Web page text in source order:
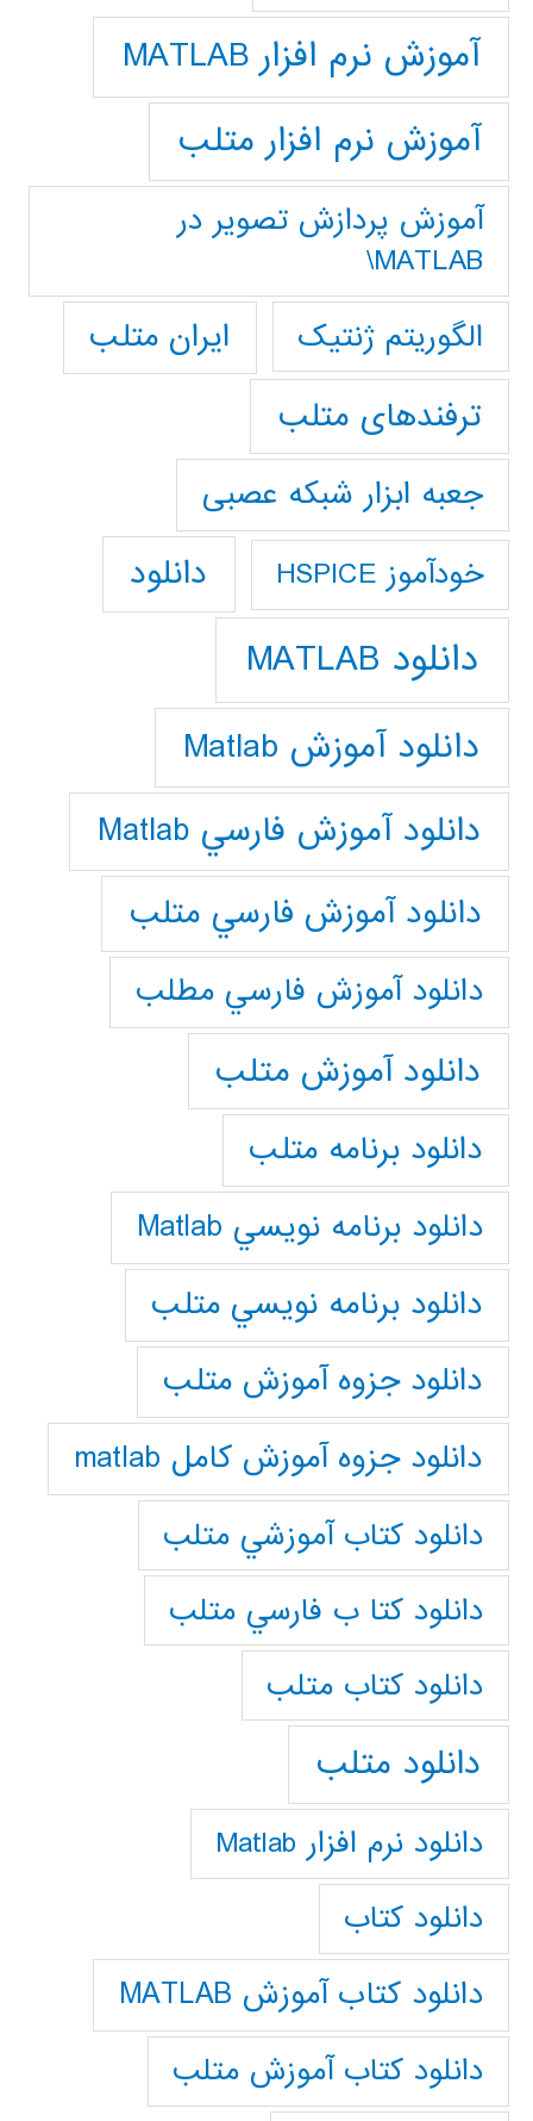
آموزش نرم افزار MATLAB
آموزش نرم افزار متلب
آموزش پردازش تصوير در
MATLAB\
الگوریتم ژنتیک
ایران متلب
ترفندهای متلب
جعبه ابزار شبکه عصبی
خودآموز HSPICE دانلود
دانلود MATLAB
دانلود آموزش Matlab
دانلود آموزش فارسي Matlab
دانلود آموزش فارسي متلب
دانلود آموزش فارسي مطلب
دانلود آموزش متلب
دانلود برنامه متلب
دانلود برنامه نويسي Matlab
دانلود برنامه نويسي متلب
دانلود جزوه آموزش متلب
دانلود جزوه آموزش کامل matlab
دانلود كتاب آموزشي متلب
دانلود كتا ب فارسي متلب
دانلود كتاب متلب
دانلود متلب
دانلود نرم افزار Matlab
دانلود کتاب
دانلود کتاب آموزش MATLAB
دانلود کتاب آموزش متلب